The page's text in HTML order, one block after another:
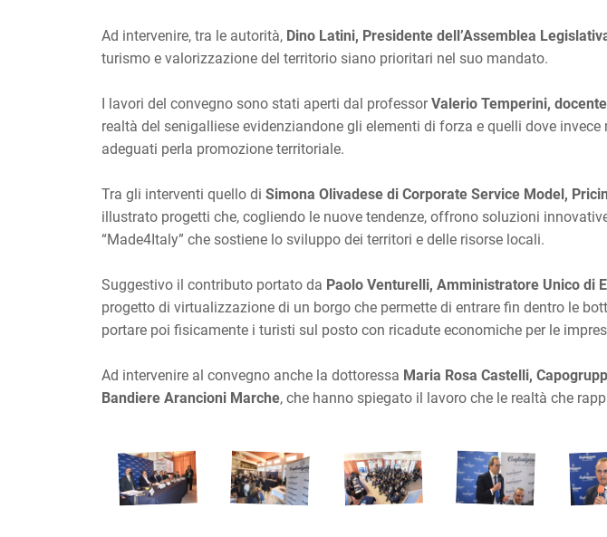
Ad intervenire, tra le autorità, Dino Latini, Presidente dell’Assemblea
turismo e valorizzazione del territorio siano prioritari nel suo mandato.
I lavori del convegno sono stati aperti dal professorValerio Temperini,
realtà del senigalliese evidenziandone gli elementi di forza e quelli dove
adeguati perla promozione territoriale.
Tra gli interventi quello di Simona Olivadese di Corporate Service Model,
illustrato progetti che, cogliendo le nuove tendenze, offrono soluzioni
“Made4Italy” che sostiene lo sviluppo dei territori e delle risorse locali.
Suggestivo il contributo portato da Paolo Venturelli, Amministratore Unico di
progetto di virtualizzazione di un borgo che permette di entrare fin dentro le
portare poi fisicamente i turisti sul posto con ricadute economiche per le
Ad intervenire al convegno anche la dottoressa Maria Rosa Castelli,
Bandiere Arancioni Marche, che hanno spiegato il lavoro che le realtà che